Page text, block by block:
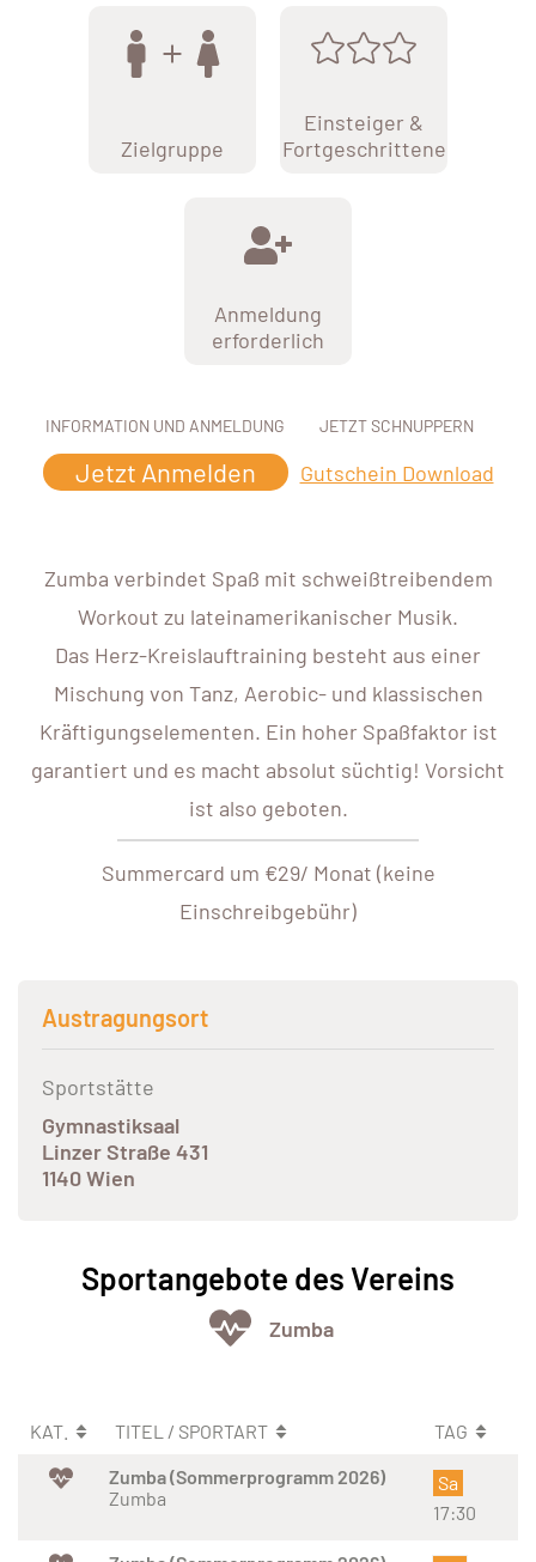
Zielgruppe
Einsteiger &
Fortgeschrittene
Anmeldung
erforderlich
INFORMATION UND ANMELDUNG
Jetzt Anmelden
JETZT SCHNUPPERN
Gutschein Download
Zumba verbindet Spaß mit schweißtreibendem
Workout zu lateinamerikanischer Musik.
Das Herz-Kreislauftraining besteht aus einer
Mischung von Tanz, Aerobic- und klassischen
Kräftigungselementen. Ein hoher Spaßfaktor ist
garantiert und es macht absolut süchtig! Vorsicht
ist also geboten.
Summercard um €29/ Monat (keine
Einschreibgebühr)
Austragungsort
Sportstätte
Gymnastiksaal
Linzer Straße 431
1140 Wien
Sportangebote des Vereins
Zumba
KAT. TITEL / SPORTART
TAG
Zumba (Sommerprogramm 2026)
Zumba
Sa
17:30